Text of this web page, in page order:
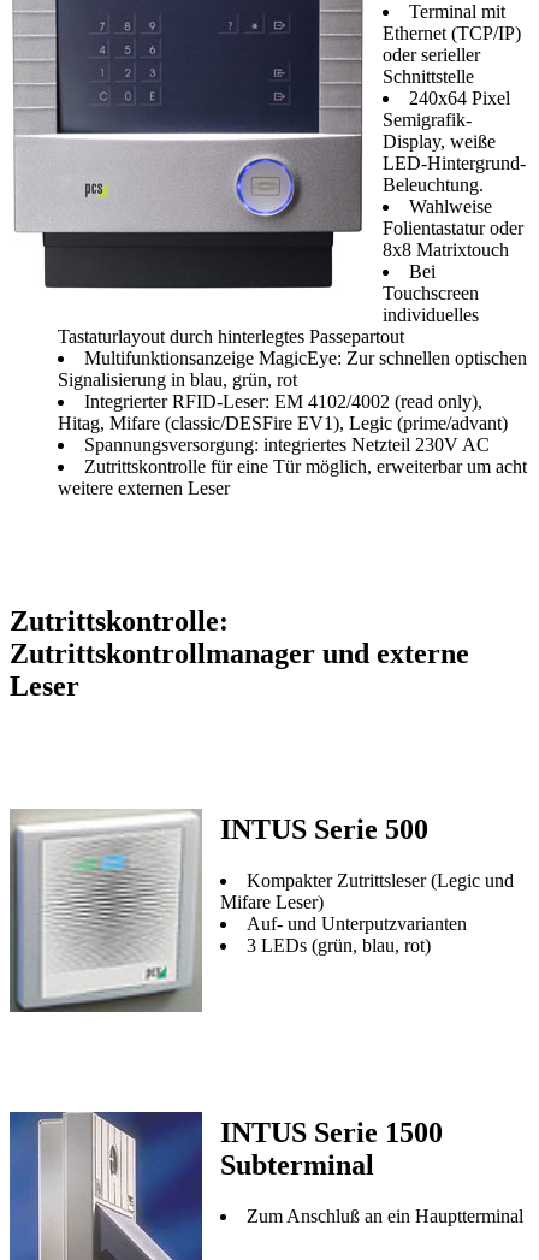
Terminal mit
Ethernet (TCP/IP)
oder serieller
Schnittstelle
240x64 Pixel
Semigrafik-
Display, weiße
LED-Hintergrund-
Beleuchtung.
Wahlweise
Folientastatur oder
8x8 Matrixtouch
Bei
Touchscreen
individuelles
Tastaturlayout durch hinterlegtes Passepartout
Multifunktionsanzeige MagicEye: Zur schnellen optischen
Signalisierung in blau, grün, rot
Integrierter RFID-Leser: EM 4102/4002 (read only),
Hitag, Mifare (classic/DESFire EV1), Legic (prime/advant)
Spannungsversorgung: integriertes Netzteil 230V AC
Zutrittskontrolle für eine Tür möglich, erweiterbar um acht
weitere externen Leser
Zutrittskontrolle:
Zutrittskontrollmanager und externe
Leser
INTUS Serie 500
Kompakter Zutrittsleser (Legic und
Mifare Leser)
Auf- und Unterputzvarianten
3 LEDs (grün, blau, rot)
INTUS Serie 1500
Subterminal
Zum Anschluß an ein Hauptterminal